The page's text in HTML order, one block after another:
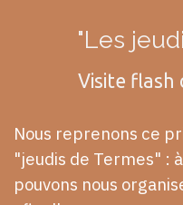
"Les
Visite flash
Nous reprenons ce
"jeudis de Termes" :
pouvons nous